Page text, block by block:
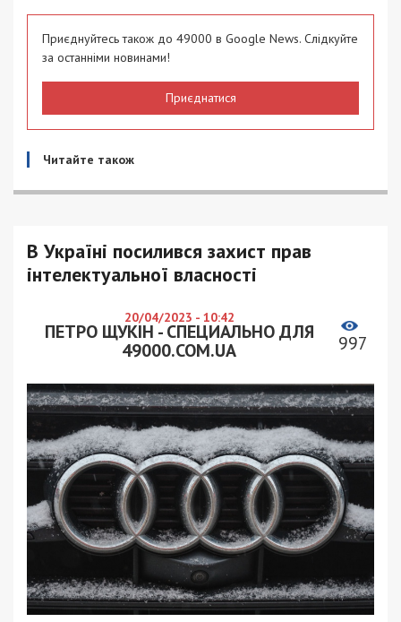
Приєднуйтесь також до 49000 в Google News. Слідкуйте
за останніми новинами!
Приєднатися
Читайте також
В Україні посилився захист прав
інтелектуальної власності
20/04/2023 - 10:42
ПЕТРО ЩУКІН - СПЕЦИАЛЬНО ДЛЯ
49000.COM.UA
997